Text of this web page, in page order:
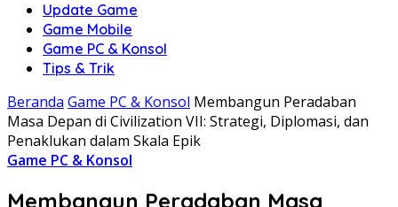
Update Game
Game Mobile
Game PC & Konsol
Tips & Trik
Beranda Game PC & Konsol Membangun Peradaban
Masa Depan di Civilization VII: Strategi, Diplomasi, dan
Penaklukan dalam Skala Epik
Game PC & Konsol
Membangun Peradaban Masa